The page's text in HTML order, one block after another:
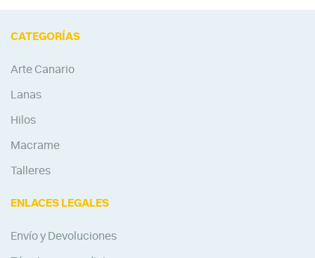
CATEGORÍAS
Arte Canario
Lanas
Hilos
Macrame
Talleres
ENLACES LEGALES
Envío y Devoluciones